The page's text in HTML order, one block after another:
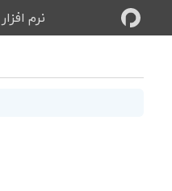
نرم‌ افزار